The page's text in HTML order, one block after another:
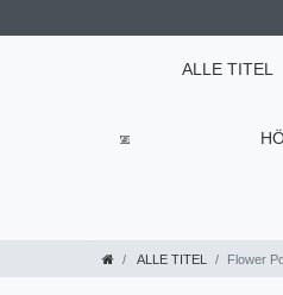
ALLE TITEL
ALLE TITEL Flower